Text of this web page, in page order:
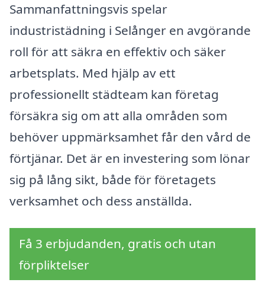
Sammanfattningsvis spelar
industristädning i Selånger en avgörande
roll för att säkra en effektiv och säker
arbetsplats. Med hjälp av ett
professionellt städteam kan företag
försäkra sig om att alla områden som
behöver uppmärksamhet får den vård de
förtjänar. Det är en investering som lönar
sig på lång sikt, både för företagets
verksamhet och dess anställda.
Få 3 erbjudanden, gratis och utan
förpliktelser